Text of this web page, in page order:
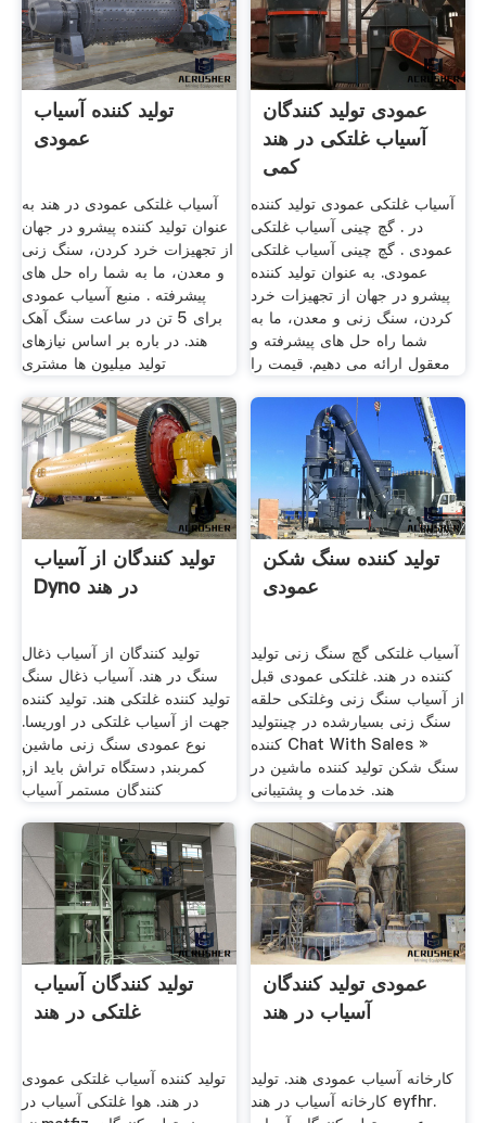
تولید کننده آسیاب
عمودی
آسیاب غلتکی عمودی در هند به
عنوان تولید کننده پیشرو در جهان
از تجهیزات خرد کردن، سنگ زنی
و معدن، ما به شما راه حل های
پیشرفته . منبع آسیاب عمودی
برای 5 تن در ساعت سنگ آهک
هند. در باره بر اساس نیازهای
تولید میلیون ها مشتری
عمودی تولید کنندگان
آسیاب غلتکی در هند
کمی
آسیاب غلتکی عمودی تولید کننده
در . گچ چینی آسیاب غلتکی
عمودی . گچ چینی آسیاب غلتکی
عمودی. به عنوان تولید کننده
پیشرو در جهان از تجهیزات خرد
کردن، سنگ زنی و معدن، ما به
شما راه حل های پیشرفته و
معقول ارائه می دهیم. قیمت را
تولید کنندگان از آسیاب
Dyno در هند
تولید کنندگان از آسیاب ذغال
سنگ در هند. آسیاب ذغال سنگ
تولید کننده غلتکی هند. تولید کننده
جهت از آسیاب غلتکی در اوریسا.
نوع عمودی سنگ زنی ماشین
کمربند, دستگاه تراش باید از,
کنندگان مستمر آسیاب
تولید کننده سنگ شکن
عمودی
آسیاب غلتکی گچ سنگ زنی تولید
کننده در هند. غلتکی عمودی قبل
از آسیاب سنگ زنی وغلتکی حلقه
سنگ زنی بسیارشده در چینتولید
کننده Chat With Sales »
سنگ شکن تولید کننده ماشین در
هند. خدمات و پشتیبانی
تولید کنندگان آسیاب
غلتکی در هند
تولید کننده آسیاب غلتکی عمودی
در هند. هوا غلتکی آسیاب در
عمودی تولید کنندگان
آسیاب در هند
کارخانه آسیاب عمودی هند. تولید
کارخانه آسیاب در هند eyfhr.